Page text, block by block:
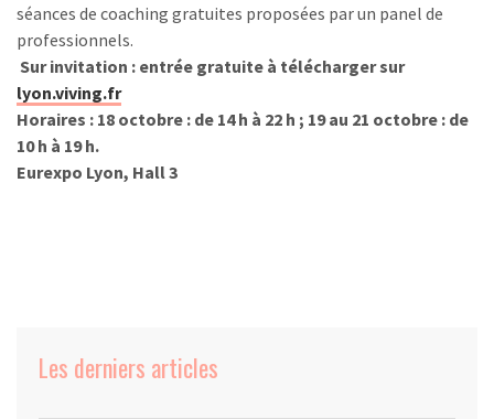
séances de coaching gratuites proposées par un panel de
professionnels.
Sur invitation : entrée gratuite à télécharger sur
lyon.viving.fr
Horaires : 18 octobre : de 14 h à 22 h ; 19 au 21 octobre : de
10 h à 19 h.
Eurexpo Lyon, Hall 3
Les derniers articles